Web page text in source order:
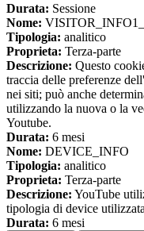
Durata: Sessione
Nome:
Tipologia: analitico
Proprieta: Terza-parte
Descrizione: Questo
traccia delle preferenze
nei siti; può anche
utilizzando la nuova o la
Youtube.
Durata: 6 mesi
Nome: DEVICE_INFO
Tipologia: analitico
Proprieta: Terza-parte
Descrizione: YouTube
tipologia di device
Durata: 6 mesi